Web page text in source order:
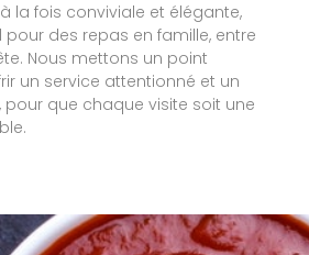
la fois conviviale et élégante,
des repas en famille, entre
Nous mettons un point
un service attentionné et un
que chaque visite soit une